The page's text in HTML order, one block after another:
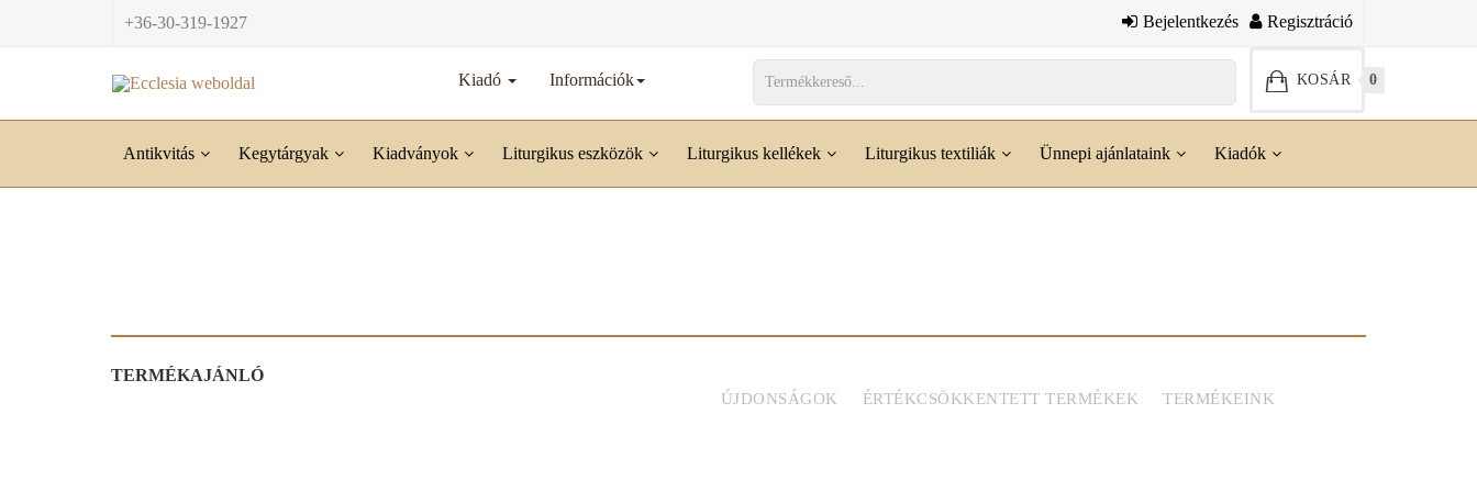
+36-30-319-1927 Bejelentkezés Regisztráció
Kiadó Információk KOSÁR 0
Antikvitás Kegytárgyak Kiadványok Liturgikus eszközök Liturgikus kellékek Liturgikus textiliák Ünnepi ajánlataink Kiadók
TERMÉKAJÁNLÓ
ÚJDONSÁGOK ÉRTÉKCSÖKKENTETT TERMÉKEK TERMÉKEINK